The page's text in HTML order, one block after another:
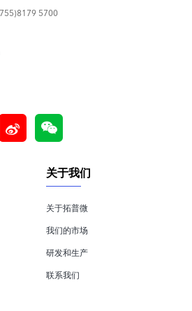
5700
关于我们
关于拓普微
我们的市场
研发和生产
联系我们